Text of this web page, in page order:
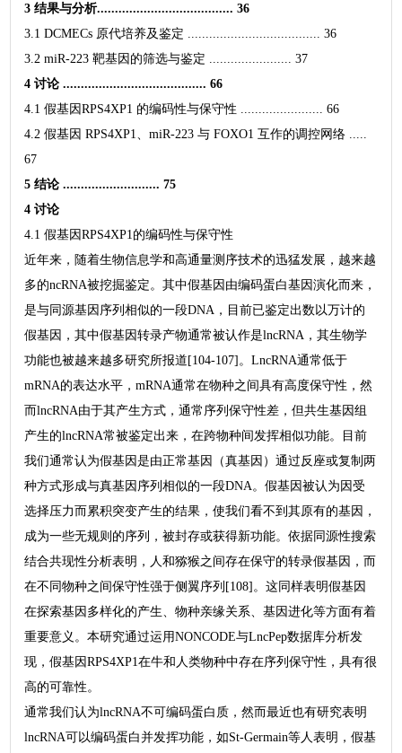
3 结果与分析...................................... 36
3.1 DCMECs 原代培养及鉴定 ..................................... 36
3.2 miR-223 靶基因的筛选与鉴定 ....................... 37
4 讨论 ........................................ 66
4.1 假基因RPS4XP1 的编码性与保守性 ....................... 66
4.2 假基因 RPS4XP1、miR-223 与 FOXO1 互作的调控网络 .....
67
5 结论 ........................... 75
4 讨论
4.1 假基因RPS4XP1的编码性与保守性
近年来，随着生物信息学和高通量测序技术的迅猛发展，越来越
多的ncRNA被挖掘鉴定。其中假基因由编码蛋白基因演化而来，
是与同源基因序列相似的一段DNA，目前已鉴定出数以万计的
假基因，其中假基因转录产物通常被认作是lncRNA，其生物学
功能也被越来越多研究所报道[104-107]。LncRNA通常低于
mRNA的表达水平，mRNA通常在物种之间具有高度保守性，然
而lncRNA由于其产生方式，通常序列保守性差，但共生基因组
产生的lncRNA常被鉴定出来，在跨物种间发挥相似功能。目前
我们通常认为假基因是由正常基因（真基因）通过反座或复制两
种方式形成与真基因序列相似的一段DNA。假基因被认为因受
选择压力而累积突变产生的结果，使我们看不到其原有的基因，
成为一些无规则的序列，被封存或获得新功能。依据同源性搜索
结合共现性分析表明，人和猕猴之间存在保守的转录假基因，而
在不同物种之间保守性强于侧翼序列[108]。这同样表明假基因
在探索基因多样化的产生、物种亲缘关系、基因进化等方面有着
重要意义。本研究通过运用NONCODE与LncPep数据库分析发
现，假基因RPS4XP1在牛和人类物种中存在序列保守性，具有很
高的可靠性。
通常我们认为lncRNA不可编码蛋白质，然而最近也有研究表明
lncRNA可以编码蛋白并发挥功能，如St-Germain等人表明，假基